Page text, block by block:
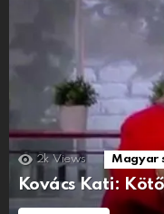
2k Views Magyar
Kovács Kati: